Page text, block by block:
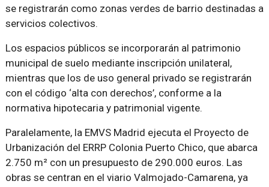
se registrarán como zonas verdes de barrio destinadas a
servicios colectivos.
Los espacios públicos se incorporarán al patrimonio
municipal de suelo mediante inscripción unilateral,
mientras que los de uso general privado se registrarán
con el código ‘alta con derechos’, conforme a la
normativa hipotecaria y patrimonial vigente.
Paralelamente, la EMVS Madrid ejecuta el Proyecto de
Urbanización del ERRP Colonia Puerto Chico, que abarca
2.750 m² con un presupuesto de 290.000 euros. Las
obras se centran en el viario Valmojado-Camarena, ya